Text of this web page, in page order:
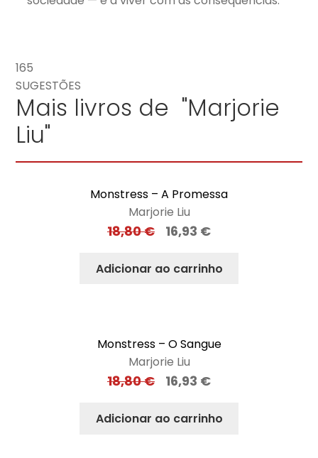
165
SUGESTÕES
Mais livros de "Marjorie
Liu"
Monstress – A Promessa
Marjorie Liu
18,80€ 16,93 €
Adicionar ao carrinho
Monstress – O Sangue
Marjorie Liu
18,80€ 16,93 €
Adicionar ao carrinho